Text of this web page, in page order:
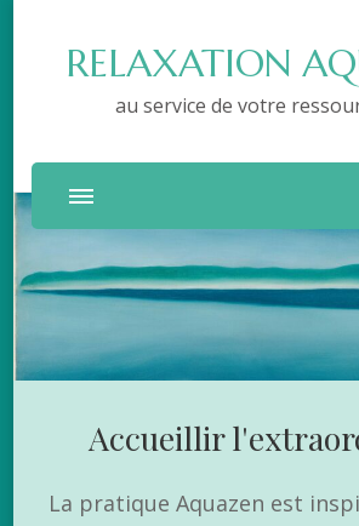
RELAXATION
au service de votre
Accueillir
La pratique Aquazen est